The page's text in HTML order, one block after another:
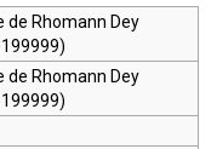
de Rhomann Dey
de Rhomann Dey